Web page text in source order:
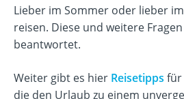
Lieber im Sommer oder lieber
reisen. Diese und weitere
beantwortet.
Weiter gibt es hier Reisetipps für
die den Urlaub zu einem